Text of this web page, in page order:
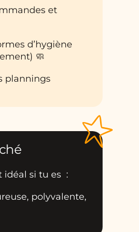
et
d’hygiène
🧼
plannings
idéal si tu es :
polyvalente,